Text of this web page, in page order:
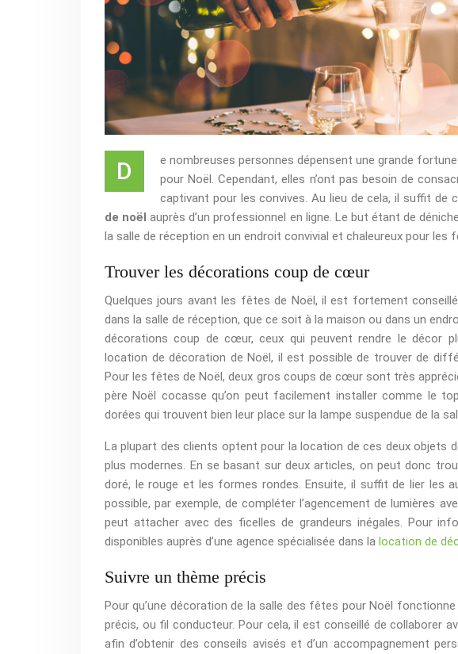
D
e nombreuses personnes dépensent une grande
pour Noël. Cependant, elles n’ont pas besoin de
captivant pour les convives. Au lieu de cela, il suffit de
de noël auprès d’un professionnel en ligne. Le but étant de
la salle de réception en un endroit convivial et chaleureux pour les
Trouver les décorations coup de cœur
Quelques jours avant les fêtes de Noël, il est fortement
dans la salle de réception, que ce soit à la maison ou dans un
décorations coup de cœur, ceux qui peuvent rendre le décor
location de décoration de Noël, il est possible de trouver de
Pour les fêtes de Noël, deux gros coups de cœur sont très
père Noël cocasse qu’on peut facilement installer comme le
dorées qui trouvent bien leur place sur la lampe suspendue de la
La plupart des clients optent pour la location de ces deux objets
plus modernes. En se basant sur deux articles, on peut donc
doré, le rouge et les formes rondes. Ensuite, il suffit de lier les
possible, par exemple, de compléter l’agencement de lumières
peut attacher avec des ficelles de grandeurs inégales. Pour
disponibles auprès d’une agence spécialisée dans la location de
Suivre un thème précis
Pour qu’une décoration de la salle des fêtes pour Noël
précis, ou fil conducteur. Pour cela, il est conseillé de collaborer
afin d’obtenir des conseils avisés et d’un accompagnement